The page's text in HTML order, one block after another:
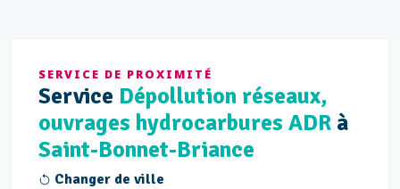
SERVICE DE PROXIMITÉ
Service Dépollution réseaux,
ouvrages hydrocarbures ADR à
Saint-Bonnet-Briance
Changer de ville